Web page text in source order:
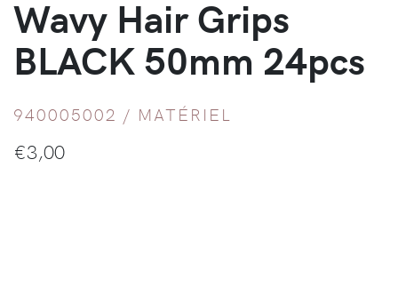
Wavy Hair Grips
BLACK 50mm 24pcs
940005002 / MATÉRIEL
€3,00